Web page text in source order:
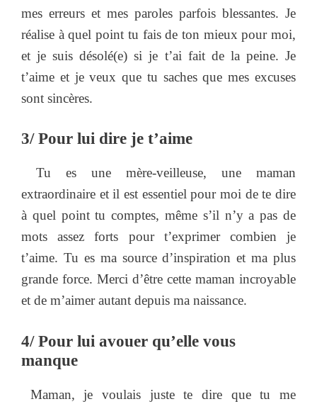
mes erreurs et mes paroles parfois blessantes. Je
réalise à quel point tu fais de ton mieux pour moi,
et je suis désolé(e) si je t’ai fait de la peine. Je
t’aime et je veux que tu saches que mes excuses
sont sincères.
3/ Pour lui dire je t’aime
Tu es une mère-veilleuse, une maman
extraordinaire et il est essentiel pour moi de te dire
à quel point tu comptes, même s’il n’y a pas de
mots assez forts pour t’exprimer combien je
t’aime. Tu es ma source d’inspiration et ma plus
grande force. Merci d’être cette maman incroyable
et de m’aimer autant depuis ma naissance.
4/ Pour lui avouer qu’elle vous
manque
Maman, je voulais juste te dire que tu me